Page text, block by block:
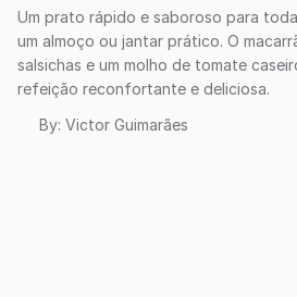
Um prato rápido e saboroso para
um almoço ou jantar prático. O
salsichas e um molho de tomate
refeição reconfortante e deliciosa.
By: Victor Guimarães